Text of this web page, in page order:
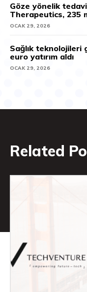
Göze yönelik
Therapeutics, 235
OCAK 29, 2026
Sağlık teknolojileri
euro yatırım aldı
OCAK 29, 2026
Related